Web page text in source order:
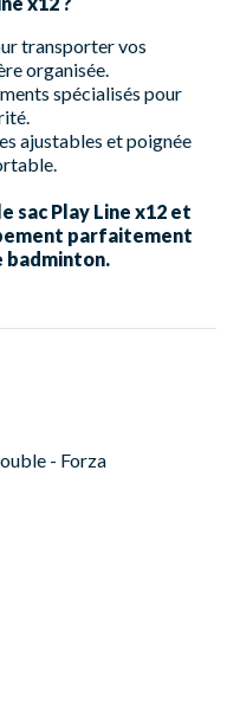
transporter vos
organisée.
spécialisés pour
ajustables et poignée
sac Play Line x12 et
parfaitement
badminton.
- Forza